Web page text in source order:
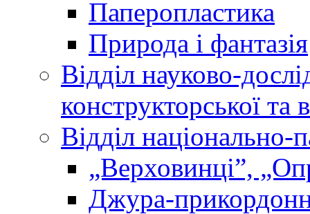
Паперопластика
Природа і фантазія
Відділ науково-
конструкторської та
Відділ національно-
„Верховинці”,
Джура-